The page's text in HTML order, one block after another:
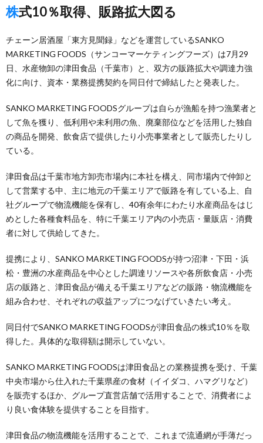
株式10％取得、販路拡大図る
チェーン居酒屋「東方見聞録」などを運営しているSANKO
MARKETING FOODS（サンコーマーケティングフーズ）は7月29
日、水産物卸の津田食品（千葉市）と、双方の販路拡大や調達力強
化に向け、資本・業務提携契約を同日付で締結したと発表した。
SANKO MARKETING FOODSグループは自らが漁船を持つ漁業者と
して魚を獲り、低利用や未利用の魚、廃棄部位などを活用した独自
の商品を開発、飲食店で提供したり小売事業者として販売したりし
ている。
津田食品は千葉市地方卸売市場内に本社を構え、同市場内で仲卸と
して営業する中、主に地元の千葉エリアで販路を有している上、自
社グループで物流機能を保有し、40有余年にわたり水産商品をはじ
めとした各種食料品を、特に千葉エリア内の小売店・量販店・消費
者に対して供給してきた。
提携により、SANKO MARKETING FOODSが持つ沼津・下田・浜
松・豊洲の水産商品を中心とした調達リソースや各所飲食店・小売
店の販路と、津田食品が備える千葉エリアなどの販路・物流機能を
組み合わせ、それぞれの収益アップにつなげていきたい考え。
同日付でSANKO MARKETING FOODSが津田食品の株式10％を取
得した。具体的な取得額は開示していない。
SANKO MARKETING FOODSは津田食品との業務提携を受け、千葉
中央市場から仕入れた千葉県産の食材（イイダコ、ハマグリなど）
を販売するほか、グループ直営店舗で活用することで、消費者によ
り良い食体験を提供することを目指す。
津田食品の物流機能を活用することで、これまで流通網が手薄だっ